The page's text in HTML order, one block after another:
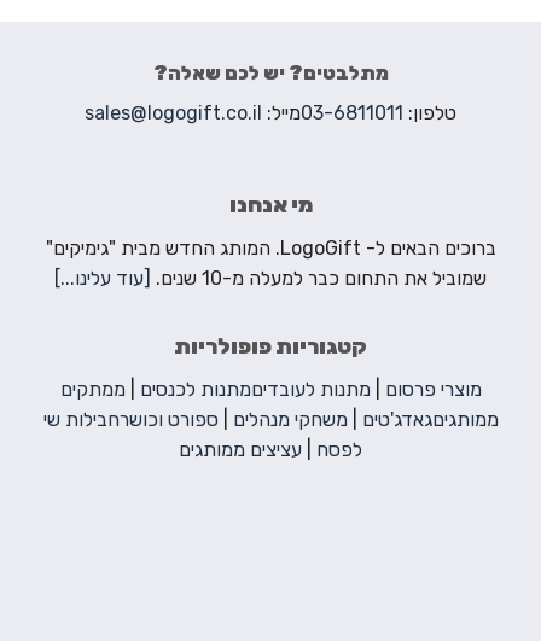
מתלבטים? יש לכם שאלה?
טלפון: 03-6811011מייל: sales@logogift.co.il
מי אנחנו
ברוכים הבאים ל- LogoGift. המותג החדש מבית "גימיקים"
שמוביל את התחום כבר למעלה מ-10 שנים.
[עוד עלינו...]
קטגוריות פופולריות
מוצרי פרסום מתנות לעובדיםמתנות לכנסים
ממתקים
ממותגיםגאדג'טים משחקי מנהלים ספורט וכושרחבילות שי
לפסח
עציצים ממותגים